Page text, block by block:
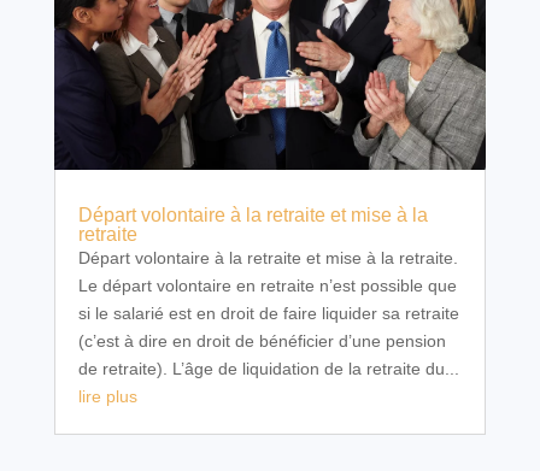
Départ volontaire à la retraite et mise à la
retraite
Départ volontaire à la retraite et mise à la retraite.
Le départ volontaire en retraite n’est possible que
si le salarié est en droit de faire liquider sa retraite
(c’est à dire en droit de bénéficier d’une pension
de retraite). L’âge de liquidation de la retraite du...
lire plus